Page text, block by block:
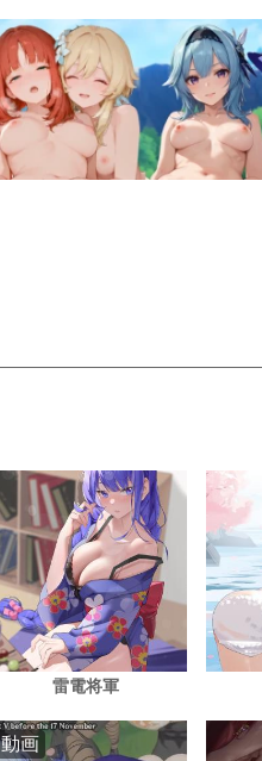
雷電将軍
動画